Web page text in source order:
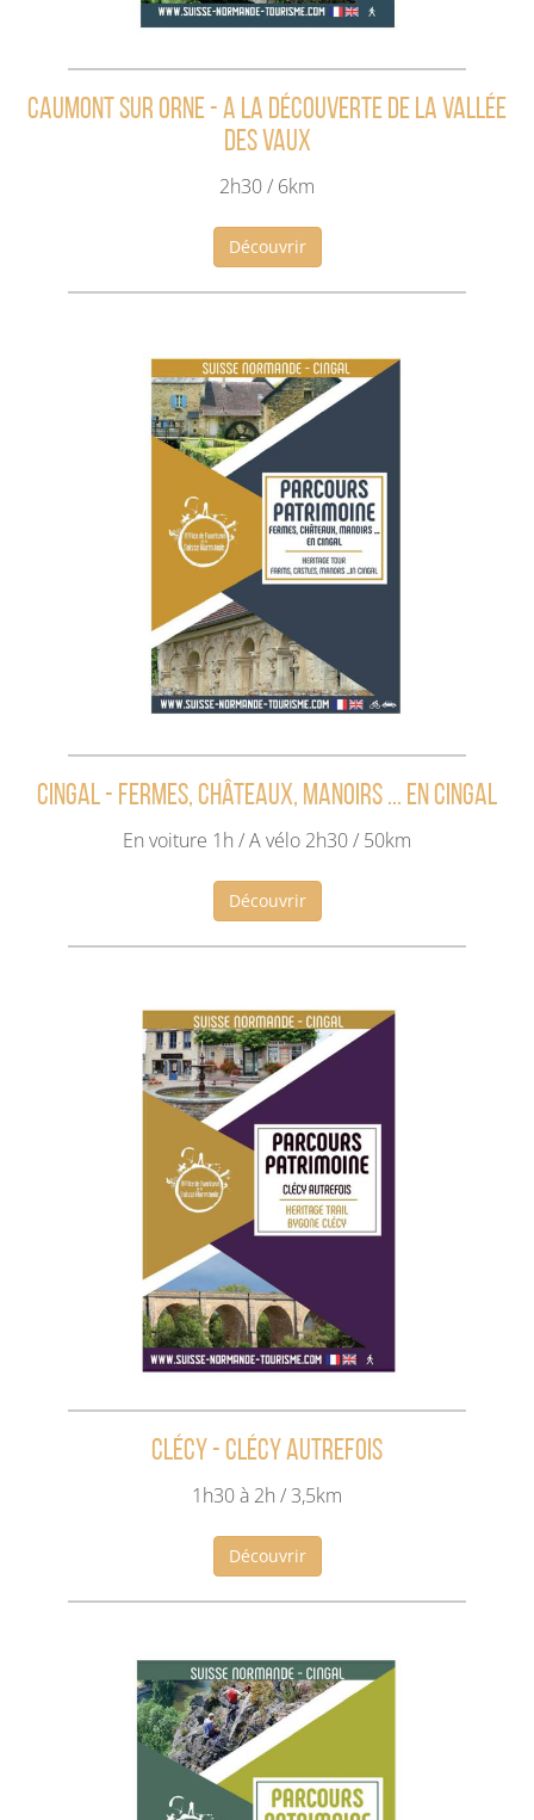
Caumont sur Orne - A la découverte de la vallée
des vaux
2h30 / 6km
Découvrir
Cingal - Fermes, châteaux, manoirs ... en cingal
En voiture 1h / A vélo 2h30 / 50km
Découvrir
Clécy - Clécy autrefois
1h30 à 2h / 3,5km
Découvrir